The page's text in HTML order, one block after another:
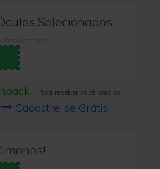
Selecionados
Para receber você precisa
Cadastre-se Grátis!